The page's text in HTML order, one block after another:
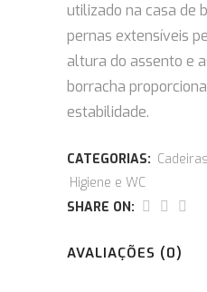
utilizado na casa de
pernas extensíveis
altura do assento e
borracha
estabilidade.
CATEGORIAS:
Higiene e WC
SHARE ON:
AVALIAÇÕES (0)